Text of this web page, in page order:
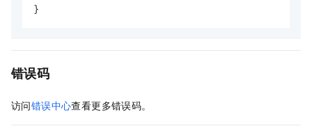
}
错误码
访问错误中心查看更多错误码。